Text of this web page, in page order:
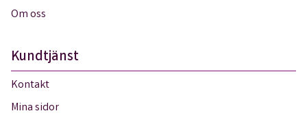
Om oss
Kundtjänst
Kontakt
Mina sidor